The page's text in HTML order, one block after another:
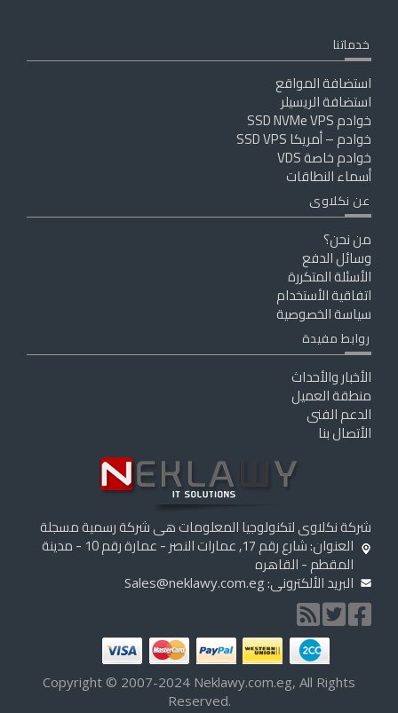
خدماتنا
استضافة المواقع
استضافة الريسيلر
خوادم SSD NVMe VPS
خوادم – أمريكا SSD VPS
خوادم خاصة VDS
أسماء النطاقات
عن نكلاوى
من نحن؟
وسائل الدفع
الأسئلة المتكررة
اتفاقية الأستخدام
سياسة الخصوصية
روابط مفيدة
الأخبار والأحداث
منطقة العميل
الدعم الفنى
الأتصال بنا
شركة نكلاوى لتكنولوجيا المعلومات هى شركة رسمية مسجلة
العنوان: شارع رقم 17, عمارات النصر - عمارة رقم 10 - مدينة
المقطم - القاهره
البريد الألكترونى: Sales@neklawy.com.eg
Copyright © 2007-2024 Neklawy.com.eg, All Rights
Reserved.